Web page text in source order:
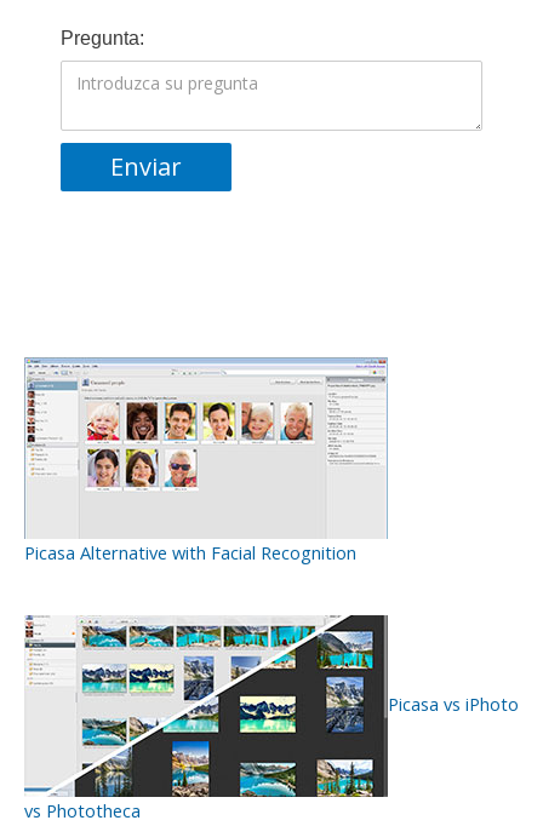
Pregunta:
Picasa Alternative with Facial Recognition
Picasa vs iPhoto
vs Phototheca